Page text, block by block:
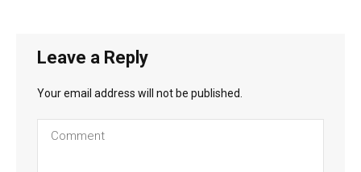
Leave a Reply
Your email address will not be published.